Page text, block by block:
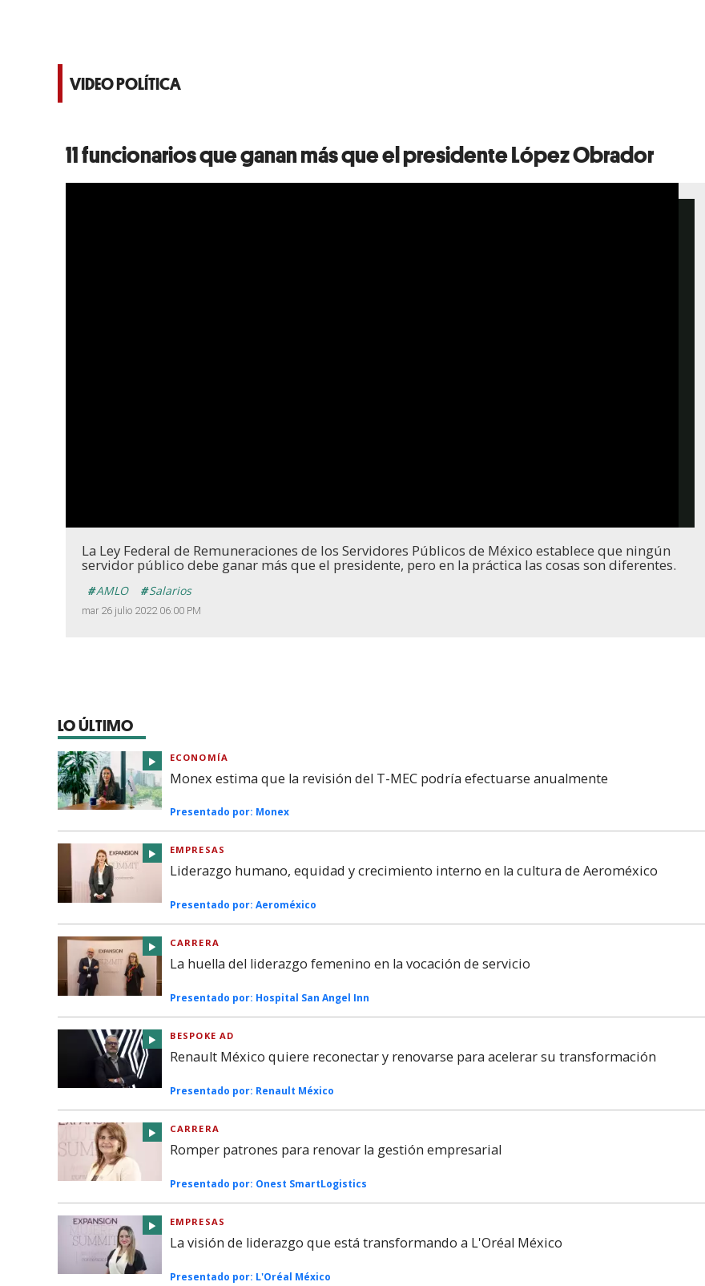
VIDEO POLÍTICA
11 funcionarios que ganan más que el presidente López Obrador
mar 26 julio 2022 06:00 PM
La Ley Federal de Remuneraciones de los Servidores Públicos de México establece que ningún
servidor público debe ganar más que el presidente, pero en la práctica las cosas son diferentes.
AMLO Salarios
LO ÚLTIMO
ECONOMÍA
Monex estima que la revisión del T-MEC podría efectuarse anualmente
Presentado por: Monex
EMPRESAS
Liderazgo humano, equidad y crecimiento interno en la cultura de Aeroméxico
Presentado por: Aeroméxico
CARRERA
La huella del liderazgo femenino en la vocación de servicio
Presentado por: Hospital San Angel Inn
BESPOKE AD
Renault México quiere reconectar y renovarse para acelerar su transformación
Presentado por: Renault México
CARRERA
Romper patrones para renovar la gestión empresarial
Presentado por: Onest SmartLogistics
EMPRESAS
La visión de liderazgo que está transformando a L'Oréal México
Presentado por: L'Oréal México